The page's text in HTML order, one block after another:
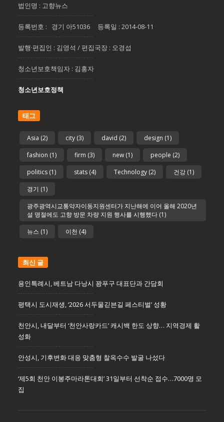
법인명 : 고향뉴스
등록번호 : 경기 아51036 등록일 : 2014-08-11
발행·편집인 : 김영석 / 편집국장 : 오경섭
청소년보호책임자 : 김홍자
청소년보호정책
태그
Asia (2) city (3) david (2) design (1)
fashion (1) firm (3) new (1) people (2)
politics (1) stats (4) Technology (2) 건강 (1)
경기 (1)
광주광역시교통약자이동지원센터가 지난해에 이어 올해 2020년
설 명절에도 고향 방문 차량 지원 행사를 시행했다 (1)
뉴스 (1) 이천 (4)
최신 글
용인특례시, 베트남 다낭시 꽝푸구 대표단과 간담회
평택시 도시재생, ‘2026 서두물긷븐길 페스티벌’ 성황
천안시, 내달부터 ‘천안사랑카드’ 캐시백 한도 상향… 지역경제 활
성화
안성시, 기후변화 대응 맞춤형 찰옥수수 발굴 나섰다
‘제5회 천안 이봉주마라톤대회’ 31일부터 선착순 접수…7000명 모
집